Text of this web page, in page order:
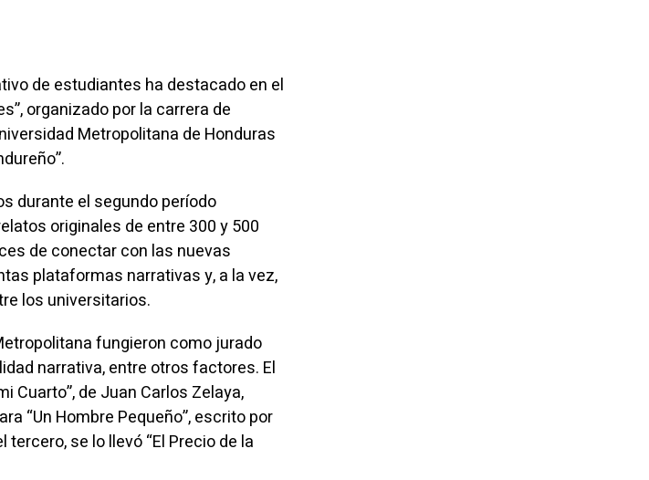
de estudiantes ha destacado en el
organizado por la carrera de
Metropolitana de Honduras
durante el segundo período
originales de entre 300 y 500
de conectar con las nuevas
plataformas narrativas y, a la vez,
los universitarios.
fungieron como jurado
narrativa, entre otros factores. El
Cuarto”, de Juan Carlos Zelaya,
“Un Hombre Pequeño”, escrito por
se lo llevó “El Precio de la